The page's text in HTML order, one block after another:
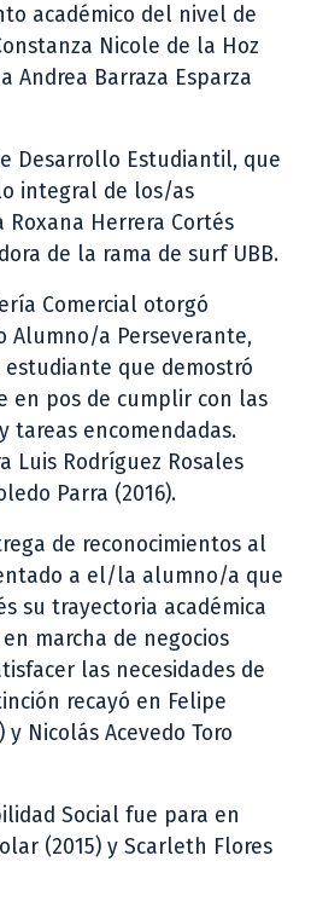
académico del nivel de
Nicole de la Hoz
Andrea Barraza Esparza
Desarrollo Estudiantil, que
integral de los/as
Herrera Cortés
de la rama de surf UBB.
Comercial otorgó
Alumno/a Perseverante,
que demostró
en pos de cumplir con las
tareas encomendadas.
Luis Rodríguez Rosales
Parra (2016).
de reconocimientos al
a el/la alumno/a que
su trayectoria académica
marcha de negocios
las necesidades de
recayó en Felipe
y Nicolás Acevedo Toro
Social fue para en
(2015) y Scarleth Flores